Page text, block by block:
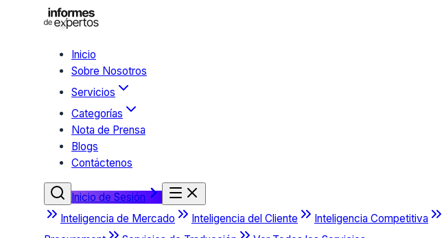
Inicio
Sobre Nosotros
Servicios
Categorías
Nota de Prensa
Blogs
Contáctenos
Inicio de Sesión
Inteligencia de Mercado
Inteligencia del Cliente Inteligencia Competitiva